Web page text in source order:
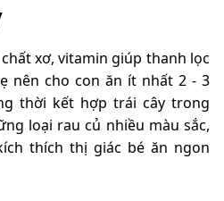
xơ, vitamin giúp thanh lọc
nên cho con ăn ít nhất 2 - 3
thời kết hợp trái cây trong
loại rau củ nhiều màu sắc,
thích thị giác bé ăn ngon